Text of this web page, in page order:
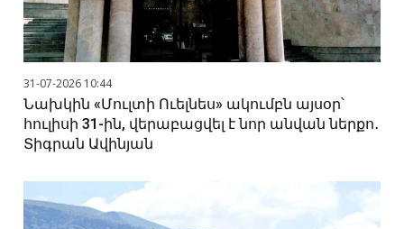
31-07-2026 10:44
Նախկին «Մուլտի Ուելնես» ակումբն այսօր՝
հուլիսի 31-ին, վերաբացվել է նոր անվան ներքո․
Տիգրան Ավինյան